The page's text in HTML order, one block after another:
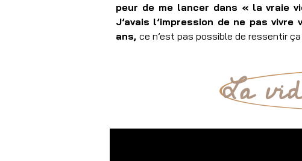
peur de me lancer dans « la vraie
J’avais l’impression de ne pas
ans, ce n’est pas possible de ressentir ça
La